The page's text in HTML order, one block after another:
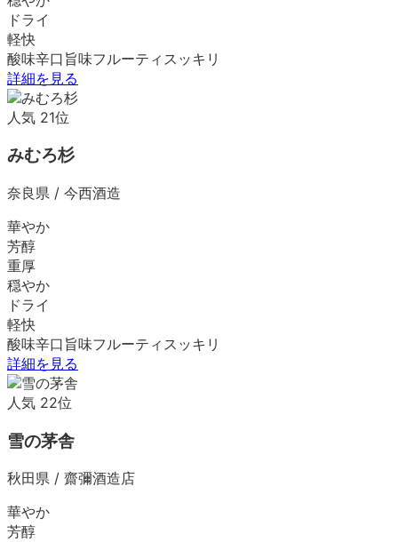
ドライ
軽快
酸味辛口 旨味フルーティ スッキリ
詳細を見る
人気 21位
みむろ杉
奈良県 / 今西酒造
華やか
芳醇
重厚
穏やか
ドライ
軽快
酸味辛口 旨味フルーティ スッキリ
詳細を見る
人気 22位
雪の茅舎
秋田県 / 齋彌酒造店
華やか
芳醇